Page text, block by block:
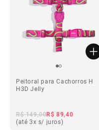
Peitoral para Cachorros H
H3D Jelly
R$ 149,00R$ 89,40
(até 3x s/ juros)